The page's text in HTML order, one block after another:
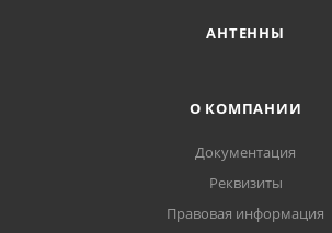
АНТЕННЫ
О КОМПАНИИ
Документация
Реквизиты
Правовая информация